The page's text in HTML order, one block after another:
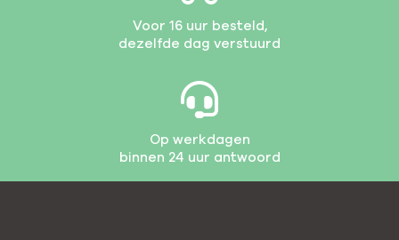
Voor 16 uur besteld,
dezelfde dag verstuurd
Op werkdagen
binnen 24 uur antwoord